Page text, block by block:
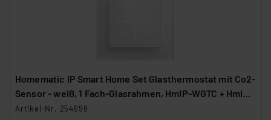
Homematic IP Smart Home Set Glasthermostat mit Co2-
Sensor - weiß, 1 Fach-Glasrahmen, HmIP-WGTC + HmIP-
GF1
Artikel-Nr. 254698